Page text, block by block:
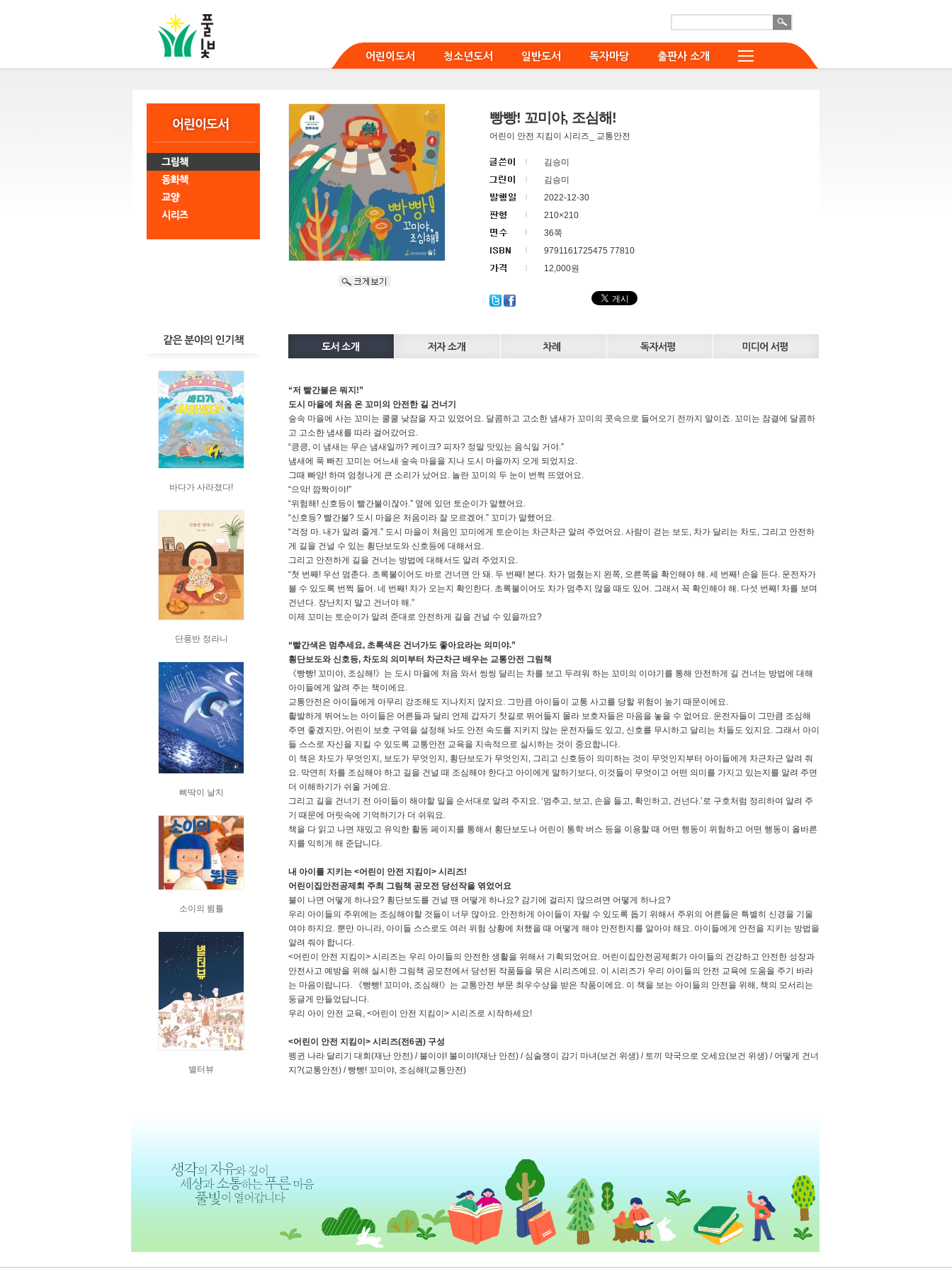
어린이도서 청소년도서 일반도서 독자마당 출판사 소개
바다가 사라졌다!
단풍반 정라니
삐딱이 날치
소이의 뜀틀
별터뷰
빵빵! 꼬미야, 조심해!
어린이 안전 지킴이 시리즈_ 교통안전
김승미
김승미
2022-12-30
210×210
36쪽
9791161725475 77810
12,000원
“저 빨간불은 뭐지!”
도시 마을에 처음 온 꼬미의 안전한 길 건너기
숲속 마을에 사는 꼬미는 쿨쿨 낮잠을 자고 있었어요. 달콤하고 고소한 냄새가 꼬미의 콧속으로 들어오기 전까지 말이죠. 꼬미는 잠결에 달콤하
고 고소한 냄새를 따라 걸어갔어요.
“킁킁, 이 냄새는 무슨 냄새일까? 케이크? 피자? 정말 맛있는 음식일 거야.”
냄새에 푹 빠진 꼬미는 어느새 숲속 마을을 지나 도시 마을까지 오게 되었지요.
그때 빠앙! 하며 엄청나게 큰 소리가 났어요. 놀란 꼬미의 두 눈이 번쩍 뜨였어요.
“으악! 깜짝이야!”
“위험해! 신호등이 빨간불이잖아.” 옆에 있던 토순이가 말했어요.
“신호등? 빨간불? 도시 마을은 처음이라 잘 모르겠어.” 꼬미가 말했어요.
“걱정 마. 내가 알려 줄게.” 도시 마을이 처음인 꼬미에게 토순이는 차근차근 알려 주었어요. 사람이 걷는 보도, 차가 달리는 차도, 그리고 안전하
게 길을 건널 수 있는 횡단보도와 신호등에 대해서요.
그리고 안전하게 길을 건너는 방법에 대해서도 알려 주었지요.
“첫 번째! 우선 멈춘다. 초록불이어도 바로 건너면 안 돼. 두 번째! 본다. 차가 멈췄는지 왼쪽, 오른쪽을 확인해야 해. 세 번째! 손을 든다. 운전자가
볼 수 있도록 번쩍 들어. 네 번째! 차가 오는지 확인한다. 초록불이어도 차가 멈추지 않을 때도 있어. 그래서 꼭 확인해야 해. 다섯 번째! 차를 보며
건넌다. 장난치지 말고 건너야 해.”
이제 꼬미는 토순이가 알려 준대로 안전하게 길을 건널 수 있을까요?
“빨간색은 멈추세요, 초록색은 건너가도 좋아요라는 의미야.”
횡단보도와 신호등, 차도의 의미부터 차근차근 배우는 교통안전 그림책
《빵빵! 꼬미야, 조심해!》는 도시 마을에 처음 와서 씽씽 달리는 차를 보고 두려워 하는 꼬미의 이야기를 통해 안전하게 길 건너는 방법에 대해
아이들에게 알려 주는 책이에요.
교통안전은 아이들에게 아무리 강조해도 지나치지 않지요. 그만큼 아이들이 교통 사고를 당할 위험이 높기 때문이에요.
활발하게 뛰어노는 아이들은 어른들과 달리 언제 갑자기 찻길로 뛰어들지 몰라 보호자들은 마음을 놓을 수 없어요. 운전자들이 그만큼 조심해
주면 좋겠지만, 어린이 보호 구역을 설정해 놔도 안전 속도를 지키지 않는 운전자들도 있고, 신호를 무시하고 달리는 차들도 있지요. 그래서 아이
들 스스로 자신을 지킬 수 있도록 교통안전 교육을 지속적으로 실시하는 것이 중요합니다.
이 책은 차도가 무엇인지, 보도가 무엇인지, 횡단보도가 무엇인지, 그리고 신호등이 의미하는 것이 무엇인지부터 아이들에게 차근차근 알려 줘
요. 막연히 차를 조심해야 하고 길을 건널 때 조심해야 한다고 아이에게 말하기보다, 이것들이 무엇이고 어떤 의미를 가지고 있는지를 알려 주면
더 이해하기가 쉬울 거예요.
그리고 길을 건너기 전 아이들이 해야할 일을 순서대로 알려 주지요. ‘멈추고, 보고, 손을 들고, 확인하고, 건넌다.’로 구호처럼 정리하여 알려 주
기 때문에 머릿속에 기억하기가 더 쉬워요.
책을 다 읽고 나면 재밌고 유익한 활동 페이지를 통해서 횡단보도나 어린이 통학 버스 등을 이용할 때 어떤 행동이 위험하고 어떤 행동이 올바른
지를 익히게 해 준답니다.
내 아이를 지키는 <어린이 안전 지킴이> 시리즈!
어린이집안전공제회 주최 그림책 공모전 당선작을 엮었어요
불이 나면 어떻게 하나요? 횡단보도를 건널 땐 어떻게 하나요? 감기에 걸리지 않으려면 어떻게 하나요?
우리 아이들의 주위에는 조심해야할 것들이 너무 많아요. 안전하게 아이들이 자랄 수 있도록 돕기 위해서 주위의 어른들은 특별히 신경을 기울
여야 하지요. 뿐만 아니라, 아이들 스스로도 여러 위험 상황에 처했을 때 어떻게 해야 안전한지를 알아야 해요. 아이들에게 안전을 지키는 방법을
알려 줘야 합니다.
<어린이 안전 지킴이> 시리즈는 우리 아이들의 안전한 생활을 위해서 기획되었어요. 어린이집안전공제회가 아이들의 건강하고 안전한 성장과
안전사고 예방을 위해 실시한 그림책 공모전에서 당선된 작품들을 묶은 시리즈예요. 이 시리즈가 우리 아이들의 안전 교육에 도움을 주기 바라
는 마음이랍니다. 《빵빵! 꼬미야, 조심해!》는 교통안전 부문 최우수상을 받은 작품이에요. 이 책을 보는 아이들의 안전을 위해, 책의 모서리는
둥글게 만들었답니다.
우리 아이 안전 교육, <어린이 안전 지킴이> 시리즈로 시작하세요!
<어린이 안전 지킴이> 시리즈(전6권) 구성
펭귄 나라 달리기 대회(재난 안전) / 불이야! 불이야!(재난 안전) / 심술쟁이 감기 마녀(보건 위생) / 토끼 약국으로 오세요(보건 위생) / 어떻게 건너
지?(교통안전) / 빵빵! 꼬미야, 조심해!(교통안전)